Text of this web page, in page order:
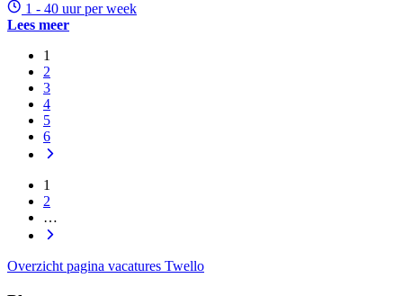
1 - 40 uur per week
Lees meer
1
2
3
4
5
6
1
2
…
Overzicht pagina vacatures Twello